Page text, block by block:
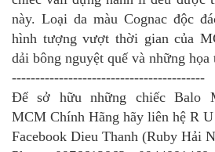
này. Loại da màu Cognac độc
hình tượng vượt thời gian của
dải bông nguyệt quế và những
-----------------------------------------
Để sở hữu những chiếc Balo
MCM Chính Hãng hãy liên hệ R
Facebook Dieu Thanh (Ruby Hải